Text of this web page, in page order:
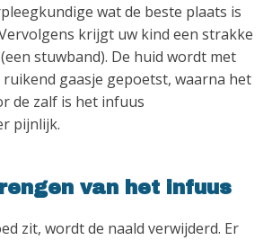
wat de beste plaats is
krijgt uw kind een strakke
stuwband). De huid wordt met
gaasje gepoetst, waarna het
de zalf is het infuus
pijnlijk.
van het infuus
zit, wordt de naald verwijderd. Er